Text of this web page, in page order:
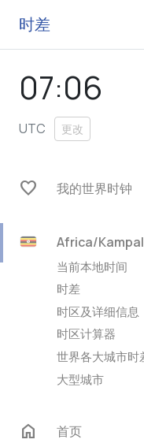
时差
07:06
UTC 更改
favorite 我的世界时钟
Africa/
当前本地时间
时差
时区及详细信息
时区计算器
世界各大城市时
大型城市
home
首页